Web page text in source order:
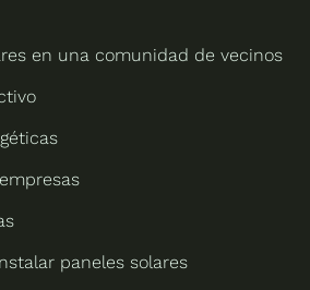
en una comunidad de vecinos
paneles solares